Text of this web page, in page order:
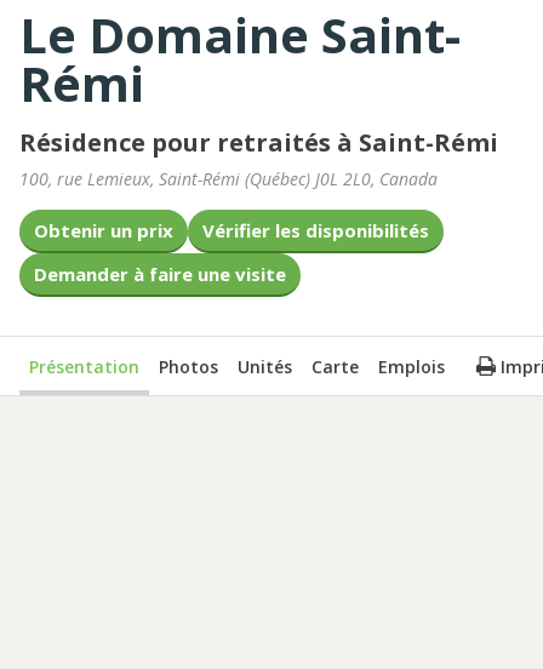
Le Domaine Saint-
Rémi
Résidence pour retraités à Saint-Rémi
100, rue Lemieux, Saint-Rémi (Québec) J0L 2L0, Canada
Obtenir un prix
Vérifier les disponibilités
Demander à faire une visite
Présentation Photos Unités Carte Emplois